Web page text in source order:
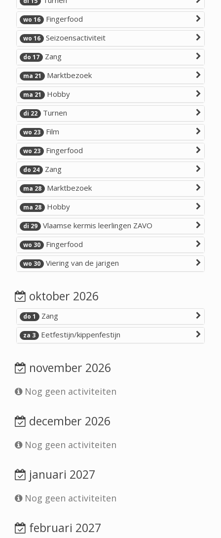
wo 16 Fingerfood
wo 16 Seizoensactiviteit
do 17 Zang
ma 21 Marktbezoek
ma 21 Hobby
di 22 Turnen
wo 23 Film
wo 23 Fingerfood
do 24 Zang
ma 28 Marktbezoek
ma 28 Hobby
di 29 Vlaamse kermis leerlingen ZAVO
wo 30 Fingerfood
wo 30 Viering van de jarigen
oktober 2026
do 1 Zang
za 3 Eetfestijn/kippenfestijn
november 2026
Nog geen activiteiten
december 2026
Nog geen activiteiten
januari 2027
Nog geen activiteiten
februari 2027